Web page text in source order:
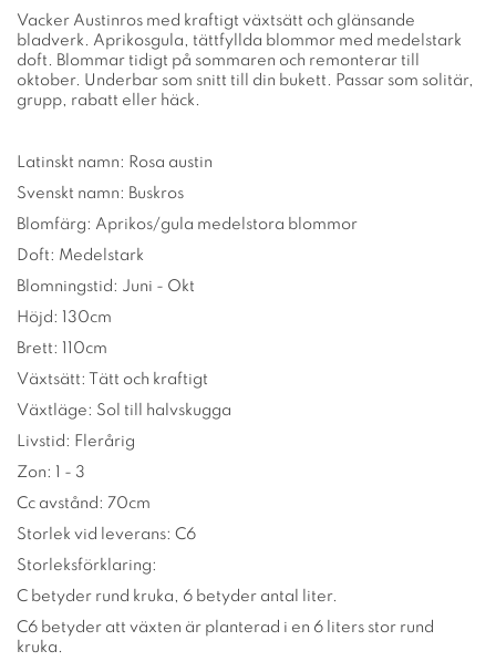
Vacker Austinros med kraftigt växtsätt och glänsande
bladverk. Aprikosgula, tättfyllda blommor med medelstark
doft. Blommar tidigt på sommaren och remonterar till
oktober. Underbar som snitt till din bukett. Passar som solitär,
grupp, rabatt eller häck.
Latinskt namn: Rosa austin
Svenskt namn: Buskros
Blomfärg: Aprikos/gula medelstora blommor
Doft: Medelstark
Blomningstid: Juni - Okt
Höjd: 130cm
Brett: 110cm
Växtsätt: Tätt och kraftigt
Växtläge: Sol till halvskugga
Livstid: Flerårig
Zon: 1 - 3
Cc avstånd: 70cm
Storlek vid leverans: C6
Storleksförklaring:
C betyder rund kruka, 6 betyder antal liter.
C6 betyder att växten är planterad i en 6 liters stor rund
kruka.